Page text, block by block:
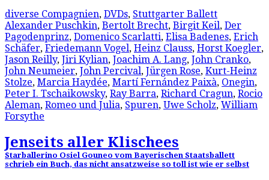
diverse Compagnien, DVDs, Stuttgarter Ballett
Alexander Puschkin, Bertolt Brecht, Birgit Keil, Der
Pagodenprinz, Domenico Scarlatti, Elisa Badenes, Erich
Schäfer, Friedemann Vogel, Heinz Clauss, Horst Koegler,
Jason Reilly, Jiri Kylian, Joachim A. Lang, John Cranko,
John Neumeier, John Percival, Jürgen Rose, Kurt-Heinz
Stolze, Marcia Haydée, Martí Fernández Paixà, Onegin,
Peter I. Tschaikowsky, Ray Barra, Richard Cragun, Rocio
Aleman, Romeo und Julia, Spuren, Uwe Scholz, William
Forsythe
Jenseits aller Klischees
Starballerino Osiel Gouneo vom Bayerischen Staatsballett
schrieb ein Buch, das nicht ansatzweise so toll ist wie er selbst